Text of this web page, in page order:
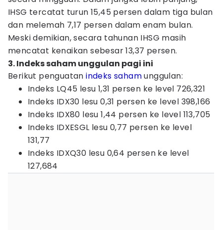
IHSG tercatat turun 15,45 persen dalam tiga bulan
dan melemah 7,17 persen dalam enam bulan.
Meski demikian, secara tahunan IHSG masih
mencatat kenaikan sebesar 13,37 persen.
3. Indeks saham unggulan pagi ini
Berikut penguatanindeks sahamunggulan:
Indeks LQ45 lesu 1,31 persen ke level 726,321
Indeks IDX30 lesu 0,31 persen ke level 398,166
Indeks IDX80 lesu 1,44 persen ke level 113,705
Indeks IDXESGL lesu 0,77 persen ke level
131,77
Indeks IDXQ30 lesu 0,64 persen ke level
127,684